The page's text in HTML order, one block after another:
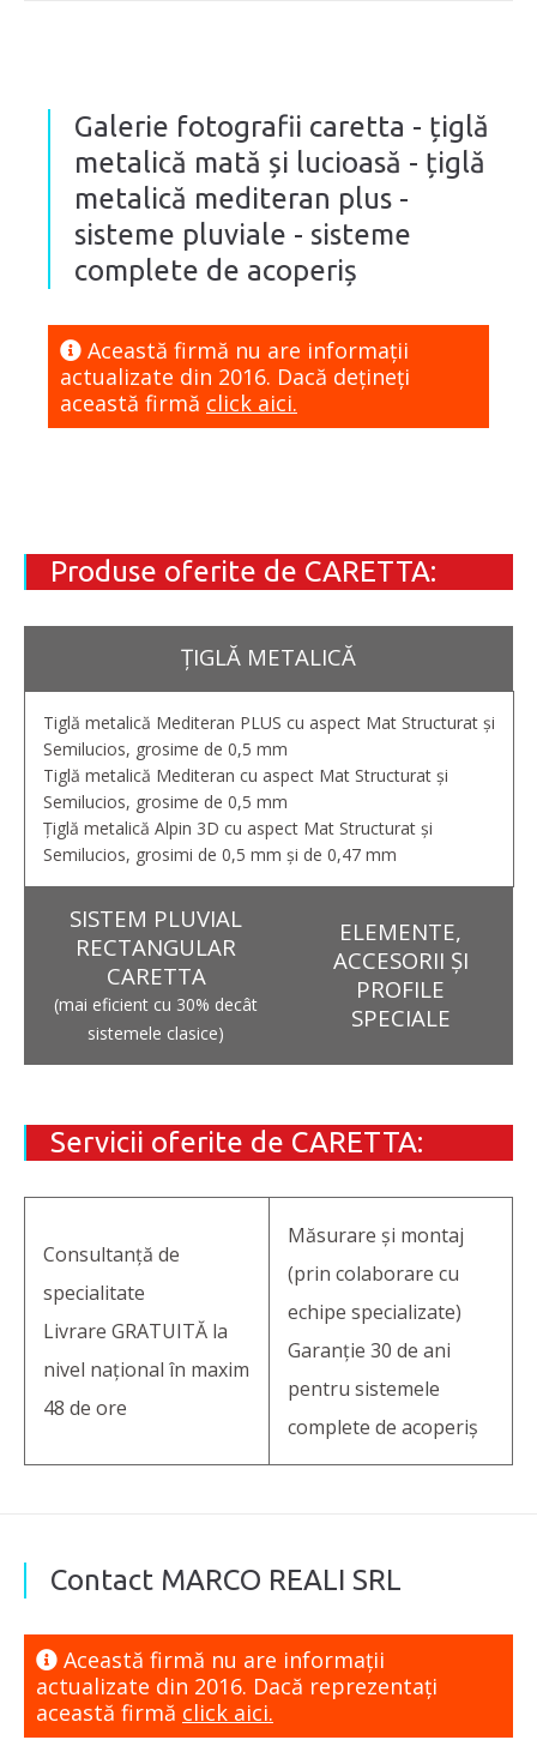
Galerie fotografii caretta - țiglă
metalică mată și lucioasă - țiglă
metalică mediteran plus -
sisteme pluviale - sisteme
complete de acoperiș
Această firmă nu are informaţii
actualizate din 2016. Dacă dețineți
această firmă click aici.
Produse oferite de CARETTA:
ȚIGLĂ METALICĂ
Tiglă metalică Mediteran PLUS cu aspect Mat Structurat și
Semilucios, grosime de 0,5 mm
Tiglă metalică Mediteran cu aspect Mat Structurat și
Semilucios, grosime de 0,5 mm
Țiglă metalică Alpin 3D cu aspect Mat Structurat și
Semilucios, grosimi de 0,5 mm și de 0,47 mm
SISTEM PLUVIAL
RECTANGULAR
CARETTA
(mai eficient cu 30% decât
sistemele clasice)
ELEMENTE,
ACCESORII ȘI
PROFILE
SPECIALE
Servicii oferite de CARETTA:
Consultanță de
specialitate
Livrare GRATUITĂ la
nivel național în maxim
48 de ore
Măsurare și montaj
(prin colaborare cu
echipe specializate)
Garanție 30 de ani
pentru sistemele
complete de acoperiș
Contact MARCO REALI SRL
Această firmă nu are informaţii
actualizate din 2016. Dacă reprezentaţi
această firmă click aici.